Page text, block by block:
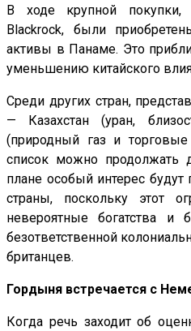
В ходе крупной покупки,
Blackrock, были
активы в Панаме. Это
уменьшению китайского
Среди других стран,
— Казахстан (уран,
(природный газ и
список можно продолжать
плане особый интерес будут
страны, поскольку этот
невероятные богатства
безответственной
британцев.
Гордыня встречается с
Когда речь заходит об